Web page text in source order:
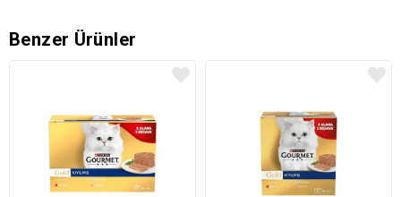
Benzer Ürünler